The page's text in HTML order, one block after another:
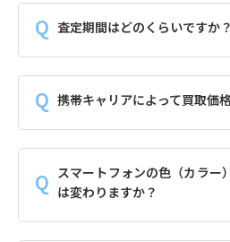
査定期間はどのくらいですか？
携帯キャリアによって買取価
スマートフォンの色（カラー
は変わりますか？